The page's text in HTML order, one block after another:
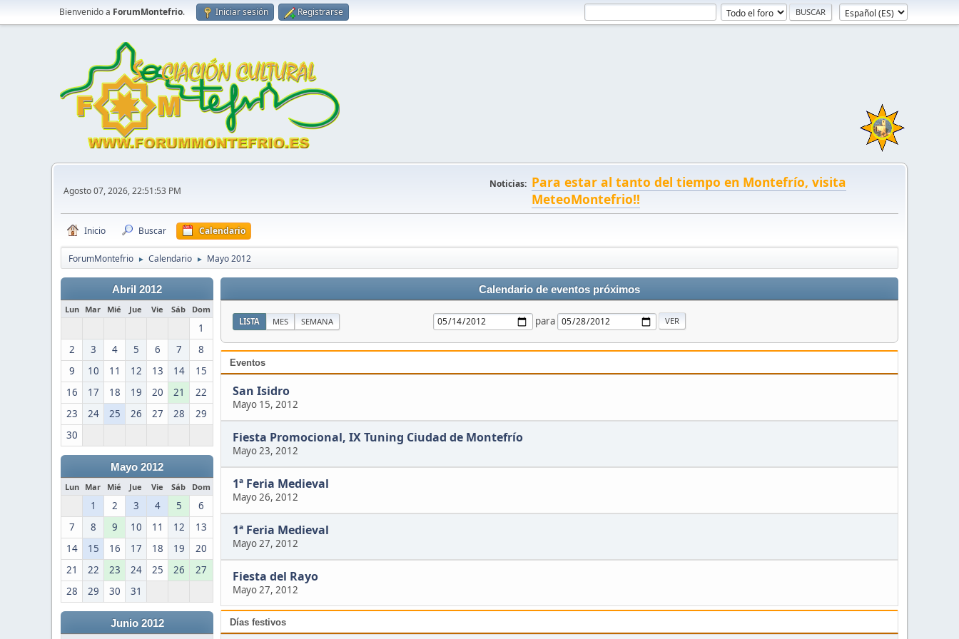
Bienvenido a ForumMontefrio. Iniciar sesión Registrarse
Agosto 07, 2026, 22:51:53 PM
Noticias: Para estar al tanto del tiempo en Montefrío, visita
MeteoMontefrio!!
Inicio Buscar Calendario
ForumMontefrio ► Calendario ► Mayo 2012
Abril 2012
Lun Mar Mié Jue Vie Sáb Dom
1
2
3 4 5 6 7
8
9
10 11 12 13 14
15
16
17 18 19 20 21
22
23
24 25 26 27 28
29
30
Mayo 2012
Lun Mar Mié Jue Vie Sáb Dom
1 2 3 4 5
6
7
8 9 10 11 12
13
14
15 16 17 18 19
20
21
22 23 24 25 26
27
28
29 30 31
Junio 2012
Calendario de eventos próximos
LISTA MES SEMANA para
Eventos
San Isidro
Mayo 15, 2012
Fiesta Promocional, IX Tuning Ciudad de Montefrío
Mayo 23, 2012
1ª Feria Medieval
Mayo 26, 2012
1ª Feria Medieval
Mayo 27, 2012
Fiesta del Rayo
Mayo 27, 2012
Días festivos